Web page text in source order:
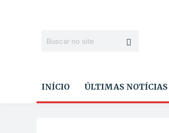
INÍCIO ÚLTIMAS NOTÍCIAS